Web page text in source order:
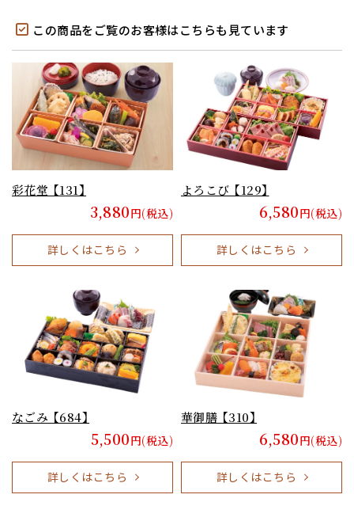
この商品をご覧のお客様はこちらも見ています
彩花堂 【131】
3,880円(税込)
詳しくはこちら
よろこび 【129】
6,580円(税込)
詳しくはこちら
なごみ 【684】
5,500円(税込)
詳しくはこちら
華御膳 【310】
6,580円(税込)
詳しくはこちら